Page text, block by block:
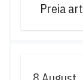
Preia